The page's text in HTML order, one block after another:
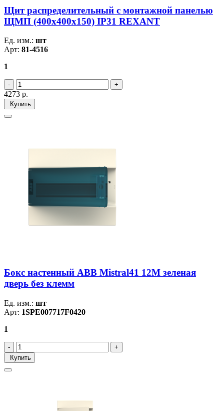
Щит распределительный с монтажной панелью
ЩМП (400х400х150) IP31 REXANT
Ед. изм.: шт
Арт: 81-4516
1
4273 р.
Купить
Бокс настенный ABB Mistral41 12М зеленая
дверь без клемм
Ед. изм.: шт
Арт: 1SPE007717F0420
1
Купить